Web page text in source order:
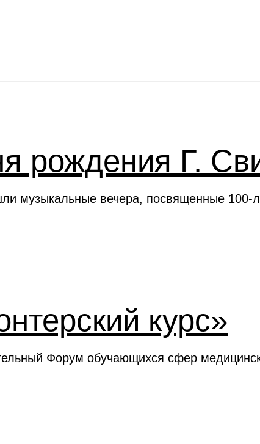
рождения Г.
музыкальные вечера, посвященные 100-
курс»
Форум обучающихся сфер